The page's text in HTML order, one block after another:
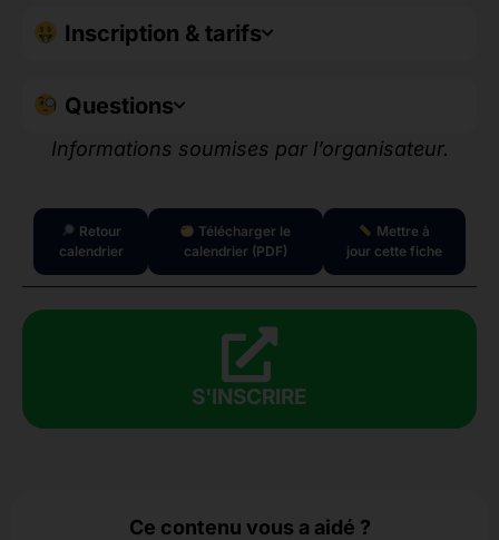
Inscription & tarifs
Questions
Informations soumises par l’organisateur.
Retour
calendrier
Télécharger le
calendrier (PDF)
Mettre à
jour cette fiche
S'INSCRIRE
Ce contenu vous a aidé ?